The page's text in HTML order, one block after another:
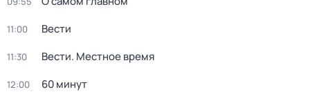
11:00 Вести
11:30 Вести. Местное время
12:00 60 минут